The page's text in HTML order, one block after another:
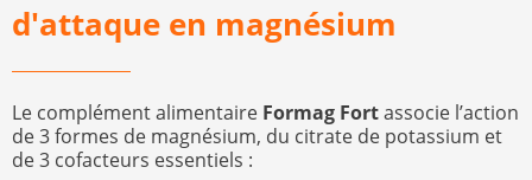
d'attaque en magnésium
Le complément alimentaire Formag Fortassocie l’action
de 3 formes de magnésium, du citrate de potassium et
de 3 cofacteurs essentiels :